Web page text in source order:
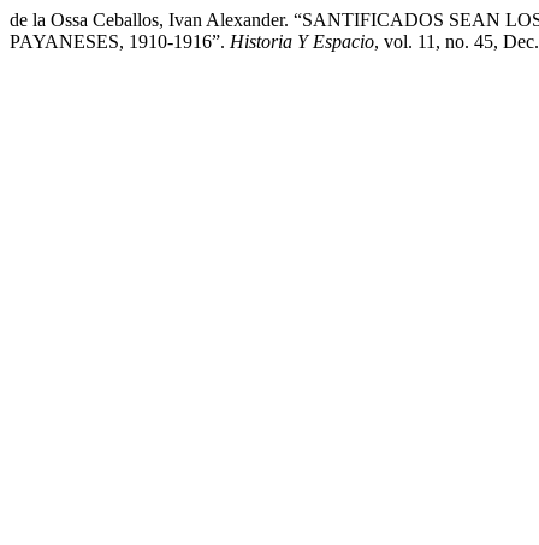
de la Ossa Ceballos, Ivan Alexander. “SANTIFICADOS SEAN
PAYANESES, 1910-1916”. Historia Y Espacio, vol. 11, no. 45,